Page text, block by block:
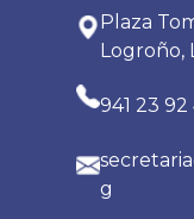
Plaza
Logroño,
941 23 92
g